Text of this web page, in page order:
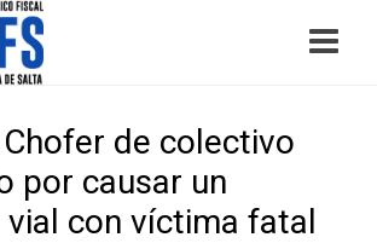
Chofer de colectivo
por causar un
con víctima fatal